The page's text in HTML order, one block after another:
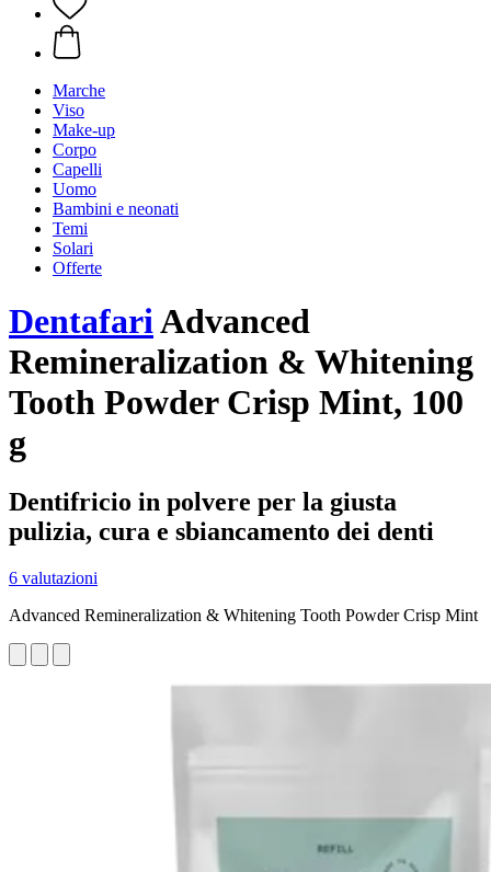
Marche
Viso
Make-up
Corpo
Capelli
Uomo
Bambini e neonati
Temi
Solari
Offerte
DentafariAdvanced
Remineralization & Whitening
Tooth Powder Crisp Mint, 100
g
Dentifricio in polvere per la giusta
pulizia, cura e sbiancamento dei denti
6 valutazioni
Advanced Remineralization & Whitening Tooth Powder Crisp Mint